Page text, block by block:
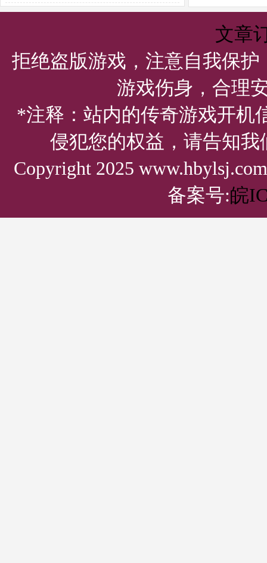
么下载？新客户端
文章
拒绝盗版游戏，注意自我保
游戏伤身，合理
*注释：站内的传奇游戏开机
侵犯您的权益，请告知
Copyright 2025
备案号:皖